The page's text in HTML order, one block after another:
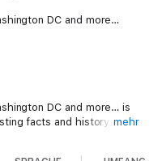
DC and more…
DC and more… is
facts and history formehr